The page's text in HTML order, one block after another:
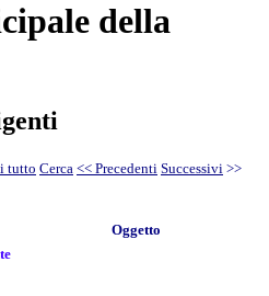
della
tutto Cerca << Precedenti Successivi >>
Oggetto